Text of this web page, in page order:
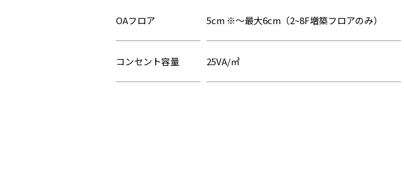
OAフロア 5cm ※～最大6cm（2~8F増築フロアのみ）
コンセント容量 25VA/㎡